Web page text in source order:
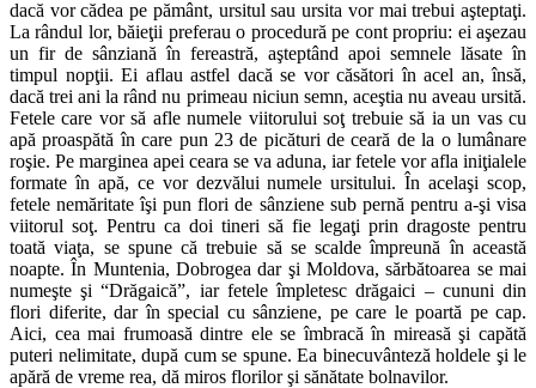
dacă vor cădea pe pământ, ursitul sau ursita vor mai trebui aşteptaţi.
La rândul lor, băieţii preferau o procedură pe cont propriu: ei aşezau
un fir de sânziană în fereastră, aşteptând apoi semnele lăsate în
timpul nopţii. Ei aflau astfel dacă se vor căsători în acel an, însă,
dacă trei ani la rând nu primeau niciun semn, aceştia nu aveau ursită.
Fetele care vor să afle numele viitorului soţ trebuie să ia un vas cu
apă proaspătă în care pun 23 de picături de ceară de la o lumânare
roşie. Pe marginea apei ceara se va aduna, iar fetele vor afla iniţialele
formate în apă, ce vor dezvălui numele ursitului. În acelaşi scop,
fetele nemăritate îşi pun flori de sânziene sub pernă pentru a-şi visa
viitorul soţ. Pentru ca doi tineri să fie legaţi prin dragoste pentru
toată viaţa, se spune că trebuie să se scalde împreună în această
noapte. În Muntenia, Dobrogea dar şi Moldova, sărbătoarea se mai
numeşte şi “Drăgaică”, iar fetele împletesc drăgaici – cununi din
flori diferite, dar în special cu sânziene, pe care le poartă pe cap.
Aici, cea mai frumoasă dintre ele se îmbracă în mireasă şi capătă
puteri nelimitate, după cum se spune. Ea binecuvânteză holdele şi le
apără de vreme rea, dă miros florilor şi sănătate bolnavilor.